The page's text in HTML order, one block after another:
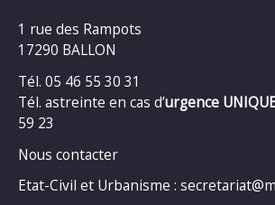
1 rue des Rampots
17290 BALLON
Tél. 05 46 55 30 31
Tél. astreinte en cas d’urgence
59 23
Nous contacter
Etat-Civil et Urbanisme :